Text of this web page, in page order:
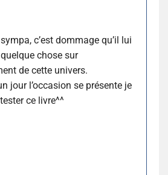
c’est dommage qu’il lui
chose sur
de cette univers.
jour l’occasion se présente je
ce livre^^